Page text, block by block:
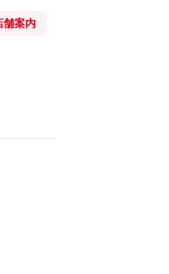
舗案内